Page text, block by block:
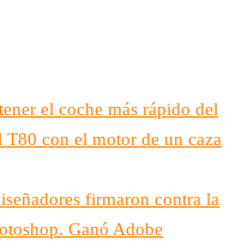
el coche más rápido del
T80 con el motor de un caza
firmaron contra la
Ganó Adobe